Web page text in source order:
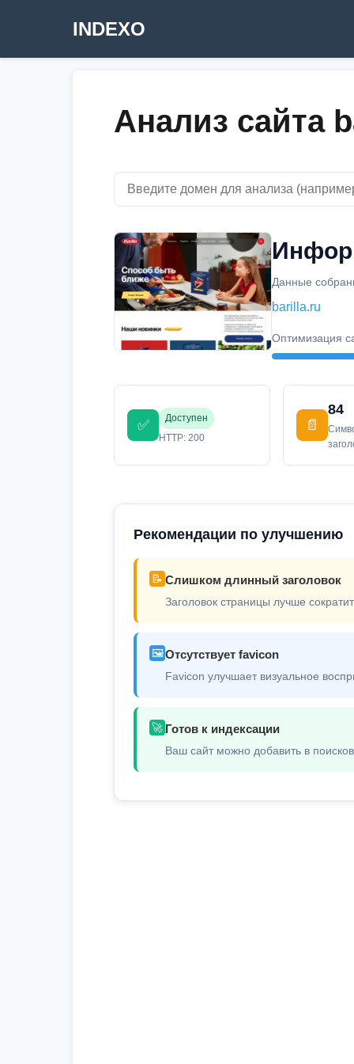
INDEXO
Анализ сайта
Данные
barilla.ru
Оптимизация
✅
Доступен
HTTP: 200
📄
84
Рекомендации по улучшению
📝 Слишком длинный заголовок
Заголовок страницы лучше
🖼️Отсутствует favicon
Favicon улучшает визуальное
🚀 Готов к индексации
Ваш сайт можно добавить в